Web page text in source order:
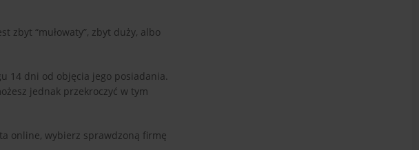
zbyt “mułowaty”, zbyt duży, albo
14 dni od objęcia jego posiadania.
jednak przekroczyć w tym
online, wybierz sprawdzoną firmę